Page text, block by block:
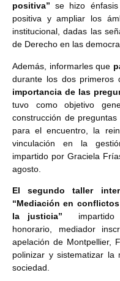
positiva” se hizo
positiva y ampliar los
institucional, dadas las
de Derecho en las
Además, informarles que
durante los dos primeros
importancia de las
tuvo como objetivo
construcción de
para el encuentro, la
vinculación en la
impartido por Graciela
agosto.
El segundo taller
“Mediación en
la justicia” impartido
honorario, mediador
apelación de Montpellier,
polinizar y sistematizar
sociedad.